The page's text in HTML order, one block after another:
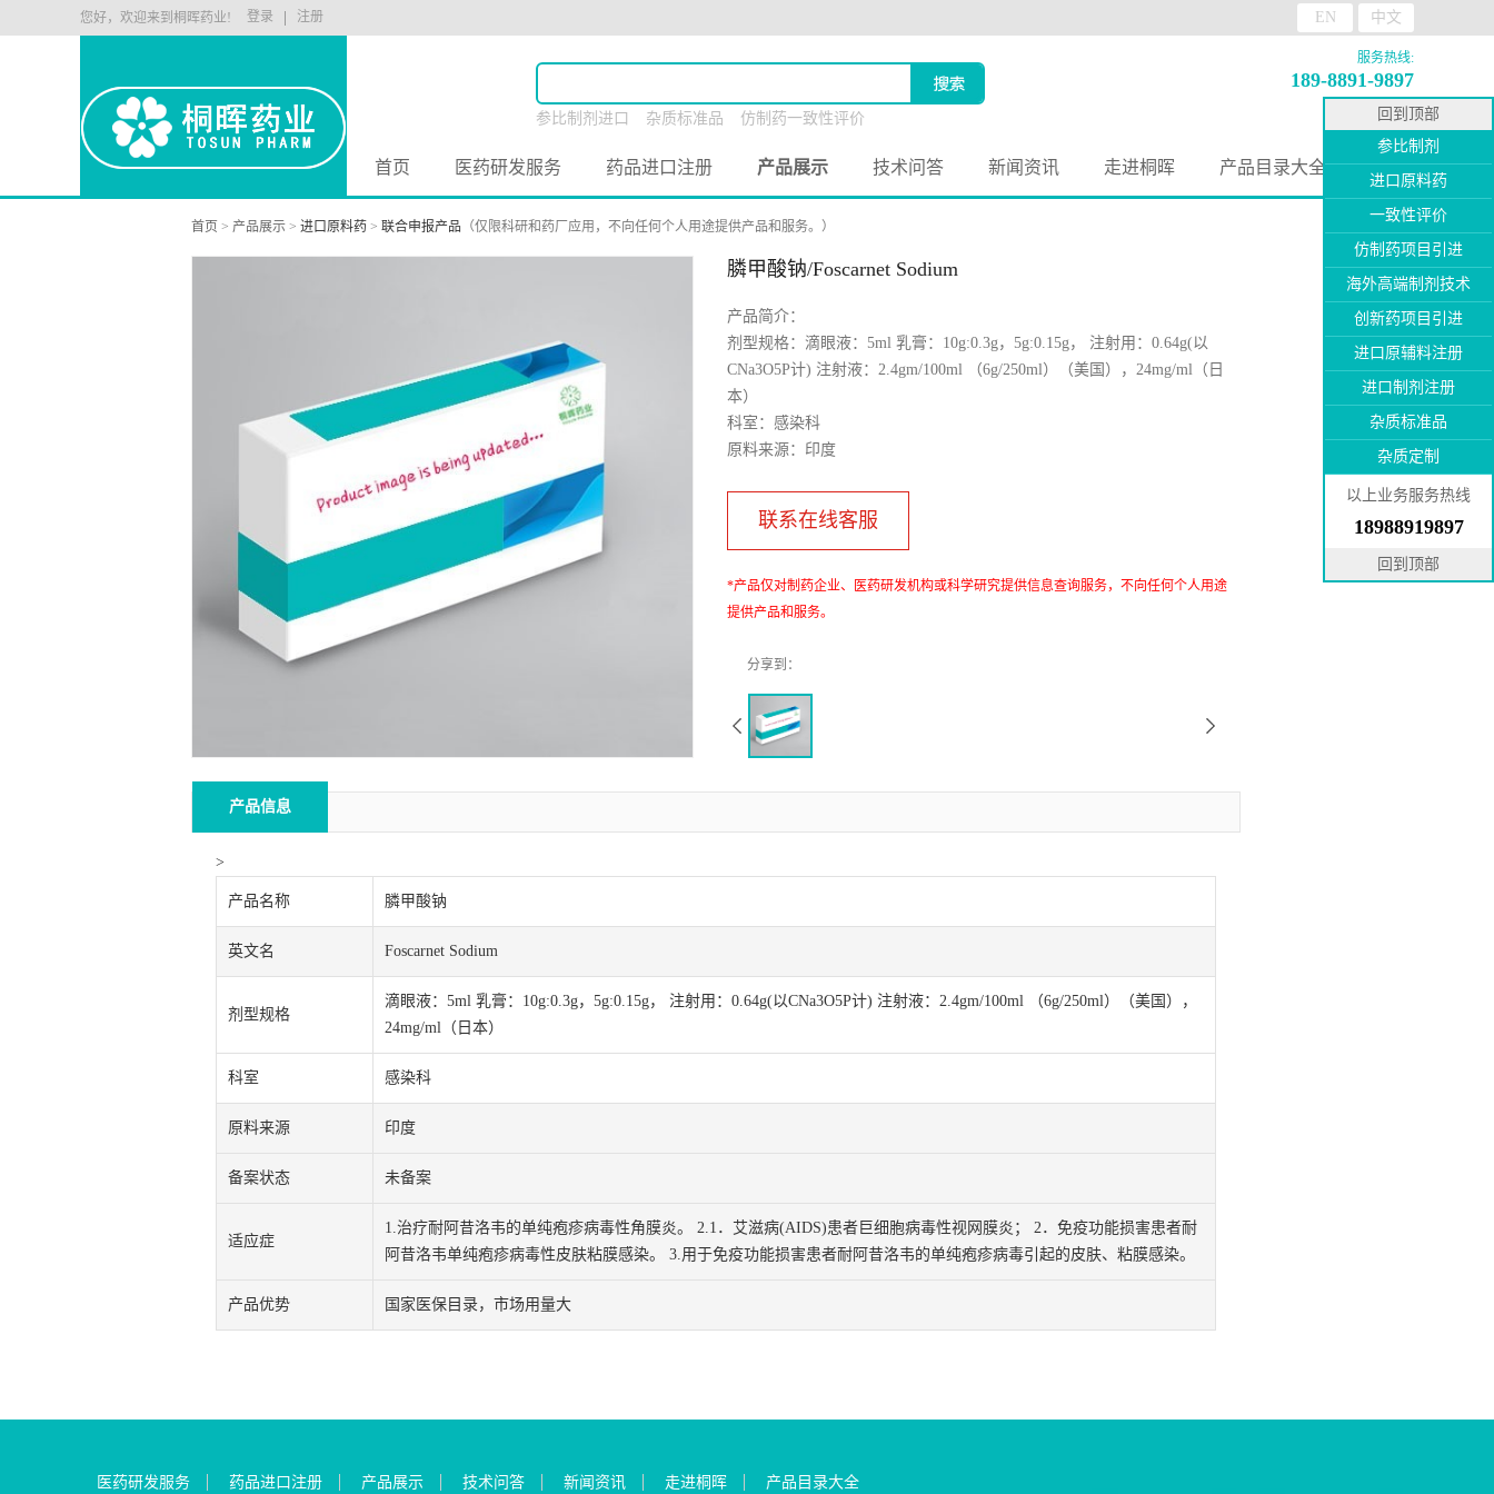
您好，欢迎来到桐晖药业! EN 中文
注册
登录
服务热线:
189-8891-9897
参比制剂进口 杂质标准品
仿制药一致性评价
首页 医药研发服务 药品进口注册 产品展示 技术问答 新闻资讯 走进桐晖 产品目录大全
首页 > 产品展示 > 进口原料药 > 联合申报产品 （仅限科研和药厂应用，不向任何个人用途提供产品和服务。）
膦甲酸钠/Foscarnet Sodium
产品简介：
剂型规格：滴眼液：5ml 乳膏：10g:0.3g，5g:0.15g， 注射用：0.64g(以
CNa3O5P计) 注射液：2.4gm/100ml （6g/250ml）（美国），24mg/ml（日
本）
科室：感染科
原料来源：印度
联系在线客服
*产品仅对制药企业、医药研发机构或科学研究提供信息查询服务，不向任何个人用途
提供产品和服务。
产品信息
>
产品名称 膦甲酸钠
英文名 Foscarnet Sodium
剂型规格
滴眼液：5ml 乳膏：10g:0.3g，5g:0.15g， 注射用：0.64g(以CNa3O5P计) 注射液：2.4gm/100ml （6g/250ml）（美国），
24mg/ml（日本）
科室 感染科
原料来源 印度
备案状态 未备案
适应症
1.治疗耐阿昔洛韦的单纯疱疹病毒性角膜炎。 2.1．艾滋病(AIDS)患者巨细胞病毒性视网膜炎； 2．免疫功能损害患者耐
阿昔洛韦单纯疱疹病毒性皮肤粘膜感染。 3.用于免疫功能损害患者耐阿昔洛韦的单纯疱疹病毒引起的皮肤、粘膜感染。
产品优势 国家医保目录，市场用量大
医药研发服务 药品进口注册 产品展示 技术问答 新闻资讯 走进桐晖 产品目录大全
回到顶部
参比制剂
进口原料药
一致性评价
仿制药项目引进
海外高端制剂技术
创新药项目引进
进口原辅料注册
进口制剂注册
杂质标准品
杂质定制
以上业务服务热线
18988919897
回到顶部